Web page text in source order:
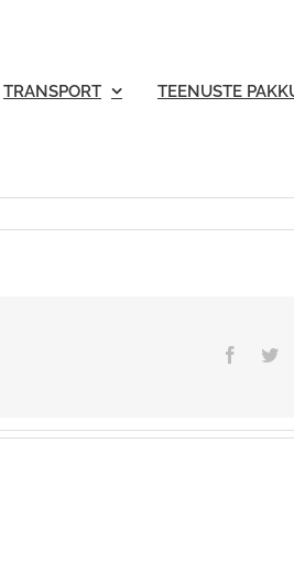
TRANSPORT TEENUSTE